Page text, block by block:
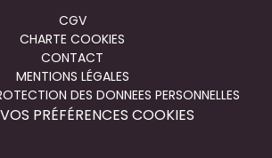
CGV
CHARTE COOKIES
CONTACT
MENTIONS LÉGALES
DES DONNEES PERSONNELLES
PRÉFÉRENCES COOKIES